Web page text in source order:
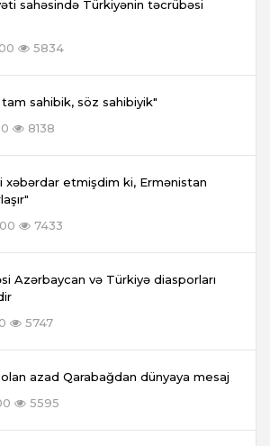
sahəsində Türkiyənin təcrübəsi
5834
sahibik, söz sahibiyik"
8138
xəbərdar etmişdim ki, Ermənistan
7433
Azərbaycan və Türkiyə diasporları
5747
olan azad Qarabağdan dünyaya mesaj
5595